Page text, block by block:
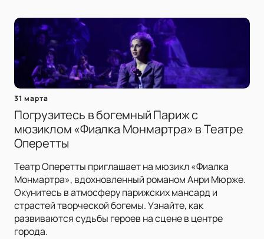
31 марта
Погрузитесь в богемный Париж с
мюзиклом «Фиалка Монмартра» в Театре
Оперетты
Театр Оперетты приглашает на мюзикл «Фиалка
Монмартра», вдохновленный романом Анри Мюрже.
Окунитесь в атмосферу парижских мансард и
страстей творческой богемы. Узнайте, как
развиваются судьбы героев на сцене в центре
города.